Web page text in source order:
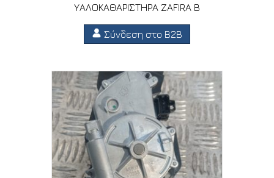
ΥΑΛΟΚΑΘΑΡΙΣΤΗΡΑ ZAFIRA B
Σύνδεση στο B2B